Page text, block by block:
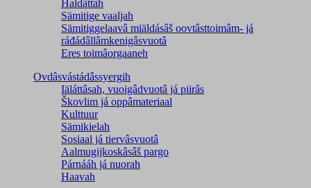
Haldâttâh
Sämitige vaaljah
Sämitiggelaavâ miäldásâš oovtâsttoimâm- já
ráđádâllâmkenigâsvuotâ
Eres toimâorgaaneh
Ovdâsvástádâssyergih
Iäláttâsah, vuoigâdvuotâ já piirâs
Škovlim já oppâmateriaal
Kulttuur
Sämikielah
Sosiaal já tiervâsvuotâ
Aalmugijkoskâsâš pargo
Párnááh já nuorah
Haavah